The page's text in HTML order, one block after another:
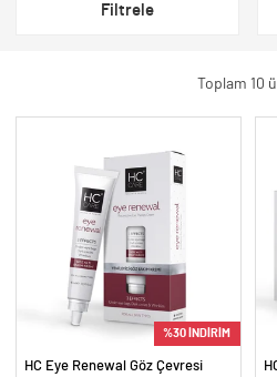
Filtrele
Toplam 10
%30 İNDİRİM
HC Eye Renewal Göz Çevresi